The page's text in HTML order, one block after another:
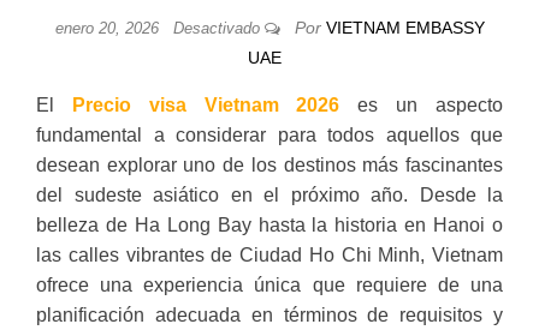
enero 20, 2026 Desactivado Por VIETNAM EMBASSY
UAE
El Precio visa Vietnam 2026 es un aspecto
fundamental a considerar para todos aquellos que
desean explorar uno de los destinos más fascinantes
del sudeste asiático en el próximo año. Desde la
belleza de Ha Long Bay hasta la historia en Hanoi o
las calles vibrantes de Ciudad Ho Chi Minh, Vietnam
ofrece una experiencia única que requiere de una
planificación adecuada en términos de requisitos y